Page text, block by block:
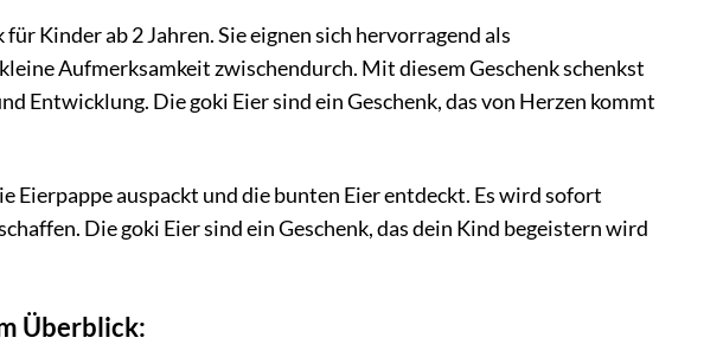
Kinder ab 2 Jahren. Sie eignen sich hervorragend als
Aufmerksamkeit zwischendurch. Mit diesem Geschenk schenkst
Entwicklung. Die goki Eier sind ein Geschenk, das von Herzen kommt
Eierpappe auspackt und die bunten Eier entdeckt. Es wird sofort
Die goki Eier sind ein Geschenk, das dein Kind begeistern wird
Überblick: